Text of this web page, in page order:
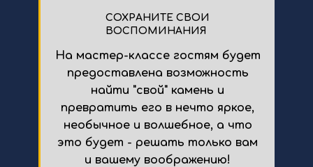
СОХРАНИТЕ СВОИ
ВОСПОМИНАНИЯ
На мастер-классе гостям будет
предоставлена возможность
найти "свой" камень и
превратить его в нечто яркое,
необычное и волшебное, а что
это будет - решать только вам
и вашему воображению!